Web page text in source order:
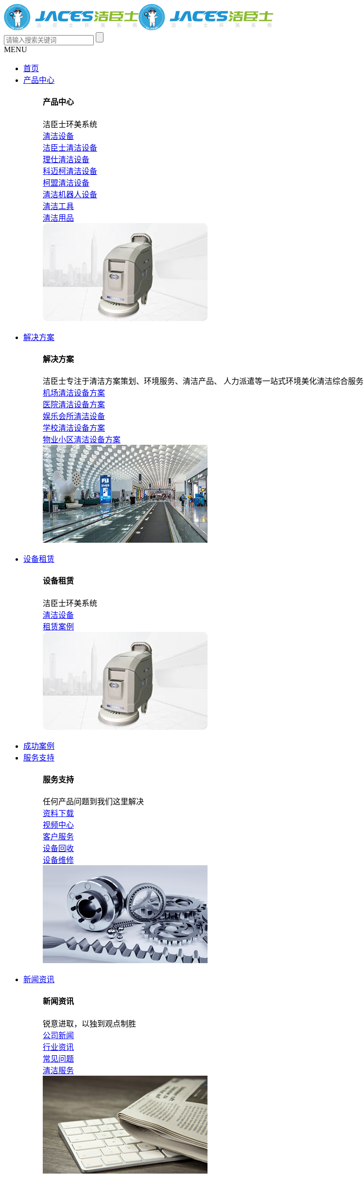
MENU
首页
产品中心
产品中心
洁臣士环美系统
清洁设备
洁臣士清洁设备
理仕清洁设备
科迈柯清洁设备
柯盟清洁设备
清洁机器人设备
清洁工具
清洁用品
解决方案
解决方案
洁臣士专注于清洁方案策划、环境服务、清洁产品、 人力派遣等一站式环境美化清洁综合服务
机场清洁设备方案
医院清洁设备方案
娱乐会所清洁设备
学校清洁设备方案
物业小区清洁设备方案
设备租赁
设备租赁
洁臣士环美系统
清洁设备
租赁案例
成功案例
服务支持
服务支持
任何产品问题到我们这里解决
资料下载
视频中心
客户服务
设备回收
设备维修
新闻资讯
新闻资讯
锐意进取，以独到观点制胜
公司新闻
行业资讯
常见问题
清洁服务